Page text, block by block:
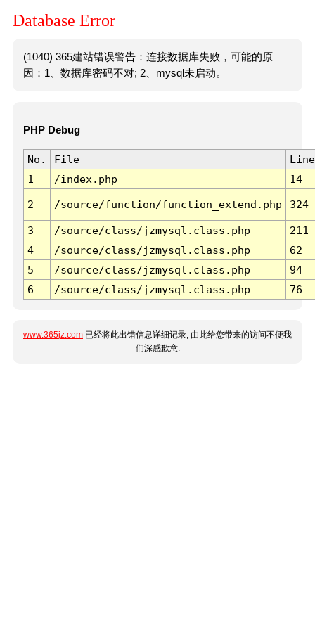
Database Error
(1040) 365建站错误警告：连接数据库失败，可能的原
因：1、数据库密码不对; 2、mysql未启动。
PHP Debug
No. File
Line
1
/index.php 14
2 /source/function/function_extend.php 324
3 /source/class/jzmysql.class.php
211
4
/source/class/jzmysql.class.php
62
5
/source/class/jzmysql.class.php
94
6
/source/class/jzmysql.class.php 76
www.365jz.com 已经将此出错信息详细记录, 由此给您带来的访问不便我
们深感歉意.